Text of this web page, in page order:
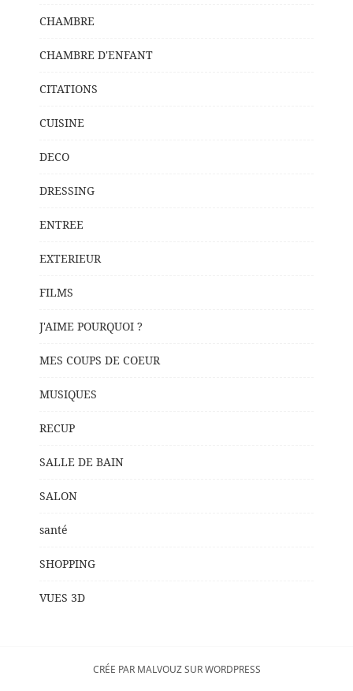
CHAMBRE
CHAMBRE D'ENFANT
CITATIONS
CUISINE
DECO
DRESSING
ENTREE
EXTERIEUR
FILMS
J'AIME POURQUOI ?
MES COUPS DE COEUR
MUSIQUES
RECUP
SALLE DE BAIN
SALON
santé
SHOPPING
VUES 3D
CRÉE PAR MALVOUZ SUR WORDPRESS